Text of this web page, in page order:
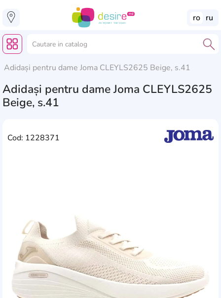
ro ru
Adidași pentru dame Joma CLEYLS2625 Beige, s.41
Adidași pentru dame Joma CLEYLS2625
Beige, s.41
Cod: 1228371